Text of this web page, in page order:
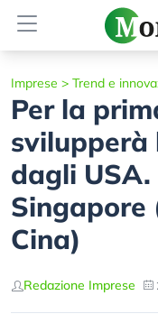
Imprese > Trend e
Per la
svilupperà
dagli USA.
Singapore
Cina)
Redazione Imprese